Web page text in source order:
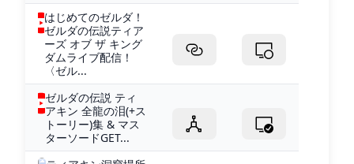
はじめてのゼルダ！
ゼルダの伝説ティア
ーズ オブ ザ キング
ダムライブ配信！
〈ゼル...
ゼルダの伝説 ティ
アキン 全龍の泪(+ス
トーリー)集 & マス
ターソードGET...